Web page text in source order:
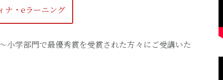
ナ・eラーニング
小学部門で最優秀賞を受賞された方々にご受講いた